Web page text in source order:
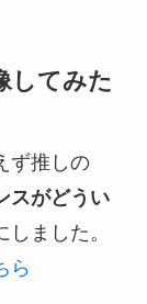
してみた
ず推しの
スがどうい
ました。
ら